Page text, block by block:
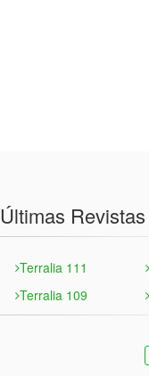
Últimas Revistas
Terralia 111
Terralia 109